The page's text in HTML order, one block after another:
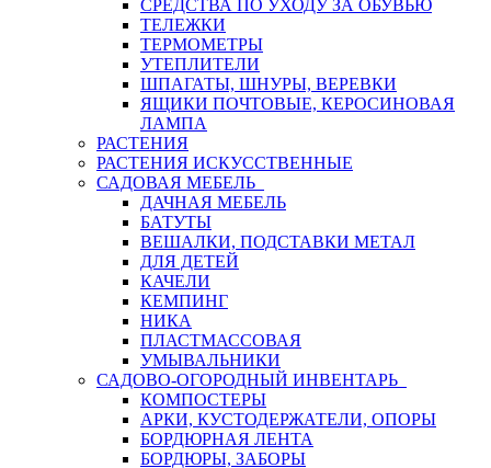
СРЕДСТВА ПО УХОДУ ЗА ОБУВЬЮ
ТЕЛЕЖКИ
ТЕРМОМЕТРЫ
УТЕПЛИТЕЛИ
ШПАГАТЫ, ШНУРЫ, ВЕРЕВКИ
ЯЩИКИ ПОЧТОВЫЕ, КЕРОСИНОВАЯ
ЛАМПА
РАСТЕНИЯ
РАСТЕНИЯ ИСКУССТВЕННЫЕ
САДОВАЯ МЕБЕЛЬ
ДАЧНАЯ МЕБЕЛЬ
БАТУТЫ
ВЕШАЛКИ, ПОДСТАВКИ МЕТАЛ
ДЛЯ ДЕТЕЙ
КАЧЕЛИ
КЕМПИНГ
НИКА
ПЛАСТМАССОВАЯ
УМЫВАЛЬНИКИ
САДОВО-ОГОРОДНЫЙ ИНВЕНТАРЬ
КОМПОСТЕРЫ
АРКИ, КУСТОДЕРЖАТЕЛИ, ОПОРЫ
БОРДЮРНАЯ ЛЕНТА
БОРДЮРЫ, ЗАБОРЫ